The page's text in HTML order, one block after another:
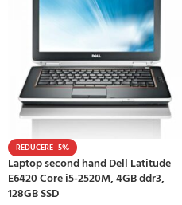
REDUCERE -5%
Laptop second hand Dell Latitude
E6420 Core i5-2520M, 4GB ddr3,
128GB SSD